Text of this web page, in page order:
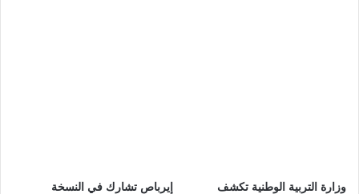
وزارة التربية الوطنية تكشف
إيرباص تشارك في النسخة